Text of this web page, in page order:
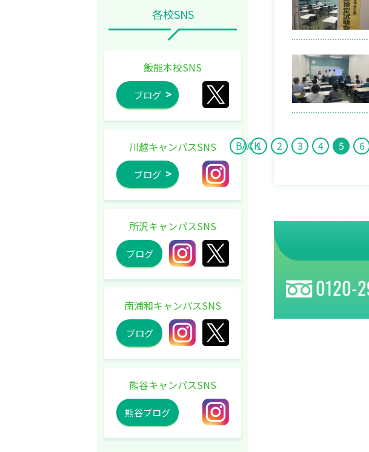
各校SNS
飯能本校SNS
ブログ
川越キャンパスSNS
ブログ
所沢キャンパスSNS
ブログ
南浦和キャンパスSNS
ブログ
熊谷キャンパスSNS
熊谷ブログ
BACK1 2 3 4 5 6